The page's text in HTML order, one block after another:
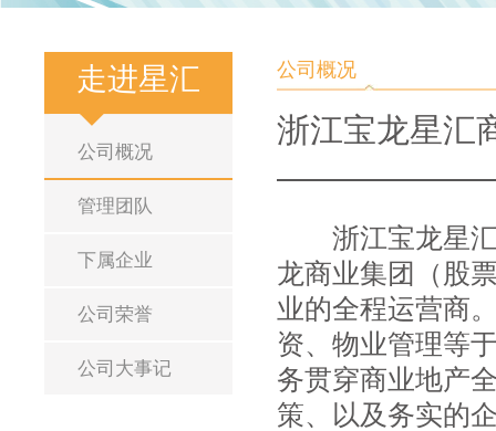
走进星汇
公司概况
管理团队
下属企业
公司荣誉
公司大事记
公司概况
浙江宝龙星汇
浙江宝龙星汇
龙商业集团（股
业的全程运营商
资、物业管理等
务贯穿商业地产
策、以及务实的